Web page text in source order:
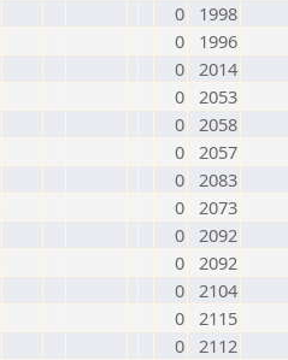
0
1998
0
1996
0 2014
0 2053
0 2058
0 2057
0 2083
0 2073
0 2092
0 2092
0 2104
0 2115
0 2112